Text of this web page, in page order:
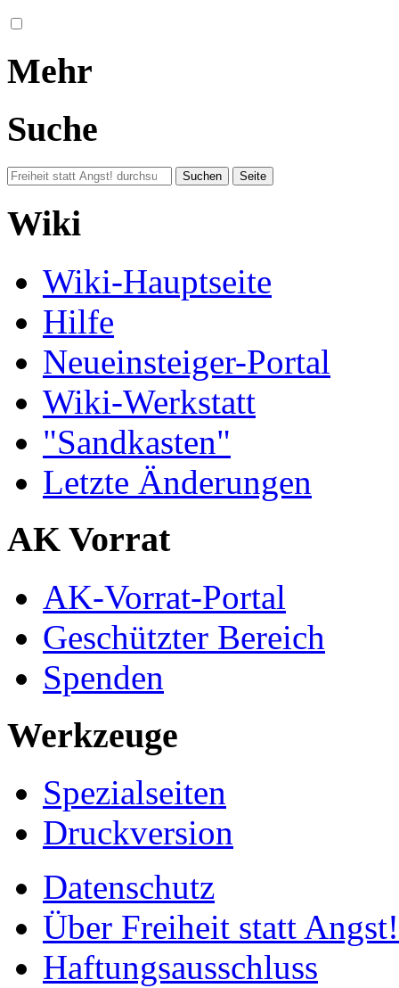
Mehr
Suche
Wiki
Wiki-Hauptseite
Hilfe
Neueinsteiger-Portal
Wiki-Werkstatt
"Sandkasten"
Letzte Änderungen
AK Vorrat
AK-Vorrat-Portal
Geschützter Bereich
Spenden
Werkzeuge
Spezialseiten
Druckversion
Datenschutz
Über Freiheit statt Angst!
Haftungsausschluss